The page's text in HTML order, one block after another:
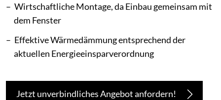
Wirtschaftliche Montage, da Einbau gemeinsam mit
dem Fenster
Effektive Wärmedämmung entsprechend der
aktuellen Energieeinsparverordnung
Jetzt unverbindliches Angebot anfordern!